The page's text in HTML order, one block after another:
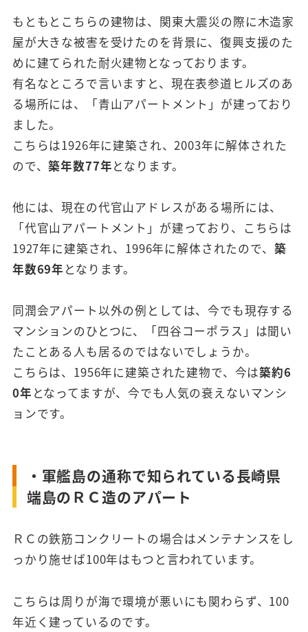
もともとこちらの建物は、関東大震災の際に木造家
屋が大きな被害を受けたのを背景に、復興支援のた
めに建てられた耐火建物となっております。
有名なところで言いますと、現在表参道ヒルズのあ
る場所には、「青山アパートメント」が建っており
ました。
こちらは1926年に建築され、2003年に解体された
ので、築年数77年となります。
他には、現在の代官山アドレスがある場所には、
「代官山アパートメント」が建っており、こちらは
1927年に建築され、1996年に解体されたので、 築
年数69年 となります。
同潤会アパート以外の例としては、今でも現存する
マンションのひとつに、「四谷コーポラス」は聞い
たことある人も居るのではないでしょうか。
こちらは、1956年に建築された建物で、今は築約6
0年 となってますが、今でも人気の衰えないマンシ
ョンです。
・軍艦島の通称で知られている長崎県
端島のＲＣ造のアパート
ＲＣの鉄筋コンクリートの場合はメンテナンスをし
っかり施せば100年はもつと言われています。
こちらは周りが海で環境が悪いにも関わらず、100
年近く建っているのです。